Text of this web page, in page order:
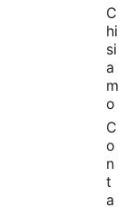
C
hi
si
a
m
o
C
o
n
t
a